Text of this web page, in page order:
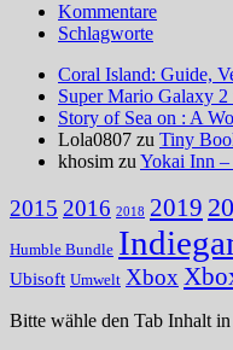
Kommentare
Schlagworte
Coral Island: Guide,
Super Mario Galaxy
Story of Sea on : A
Lola0807 zu Tiny
khosim zu Yokai Inn
2015 2016 2018 2019
Humble Bundle
Ubisoft Umwelt Xbox
Bitte wähle den Tab Inhalt